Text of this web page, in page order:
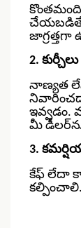
చేయబడితే
2.
నాణ్యత
ఇవ్వడం.
మీ
3.
కేఫ్ లేదా